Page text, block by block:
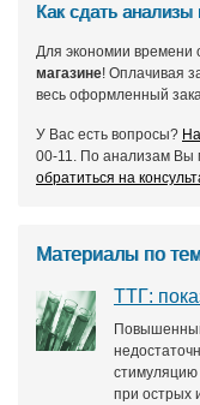
Как сдать
Для экономии времени
магазине! Оплачивая
весь оформленный
У Вас есть вопросы?
00-11. По анализам Вы
обратиться на
Материалы по
ТТГ:
стимуляцию
при острых